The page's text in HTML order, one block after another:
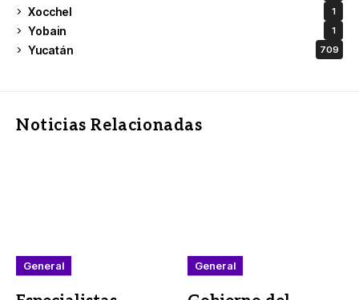
Xocchel 1
Yobain 1
Yucatán 709
Noticias Relacionadas
General General